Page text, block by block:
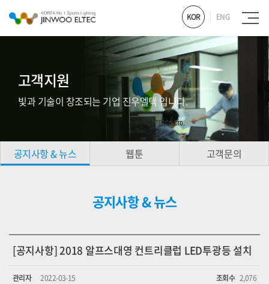
KOR ENG
고객지원
빛과 기술이 창조되는 기업 진우엘텍 입니다.
공지사항 & 뉴스 웹툰 고객문의
공지사항 & 뉴스
[공지사항] 2018 알프스대영 컨트리클럽 LED투광등 설치
관리자 2022-03-15 조회수 2,076